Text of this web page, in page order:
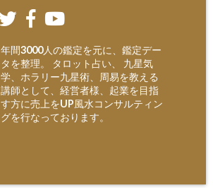
年間3000人の鑑定を元に、鑑定デー
タを整理。 タロット占い、 九星気
学、ホラリー九星術、周易を教える
講師として、経営者様、起業を目指
す方に売上をUP風水コンサルティン
グを行なっております。